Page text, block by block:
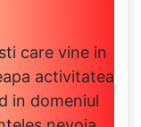
care vine in
activitatea
in domeniul